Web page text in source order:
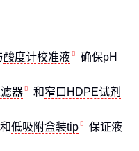
酸度计校准液
确保pH
器 和窄口HDPE试剂
和低吸附盒装tip
保证液